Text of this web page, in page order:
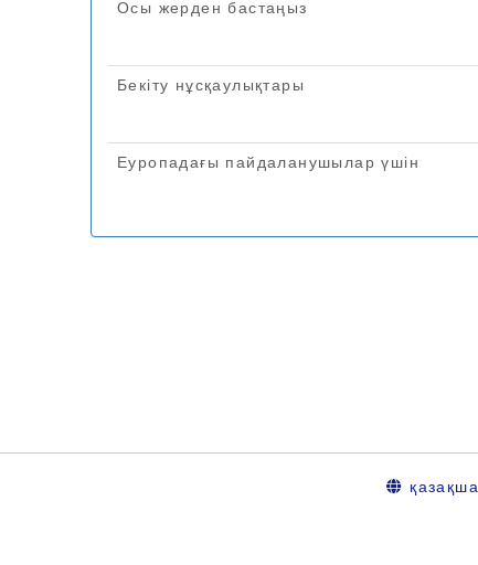
қазақша